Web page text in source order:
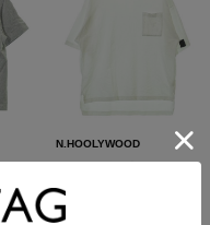
N.HOOLYWOOD
Tシャツ・カットソー
コンディション: B
10,200円（税込）